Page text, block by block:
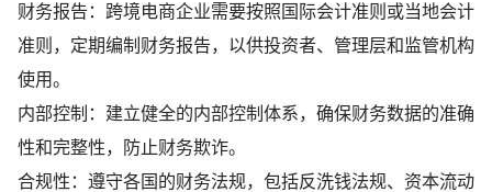
财务报告：跨境电商企业需要按照国际会计准则或当地会计
准则，定期编制财务报告，以供投资者、管理层和监管机构
使用。
内部控制：建立健全的内部控制体系，确保财务数据的准确
性和完整性，防止财务欺诈。
合规性：遵守各国的财务法规，包括反洗钱法规、资本流动